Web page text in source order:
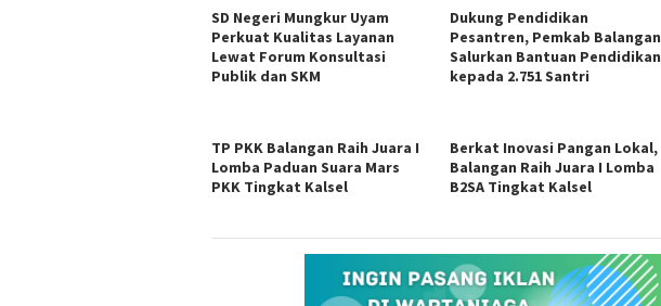
SD Negeri Mungkur Uyam
Perkuat Kualitas Layanan
Lewat Forum Konsultasi
Publik dan SKM
Dukung Pendidikan
Pesantren, Pemkab Balangan
Salurkan Bantuan Pendidikan
kepada 2.751 Santri
TP PKK Balangan Raih Juara I
Lomba Paduan Suara Mars
PKK Tingkat Kalsel
Berkat Inovasi Pangan Lokal,
Balangan Raih Juara I Lomba
B2SA Tingkat Kalsel